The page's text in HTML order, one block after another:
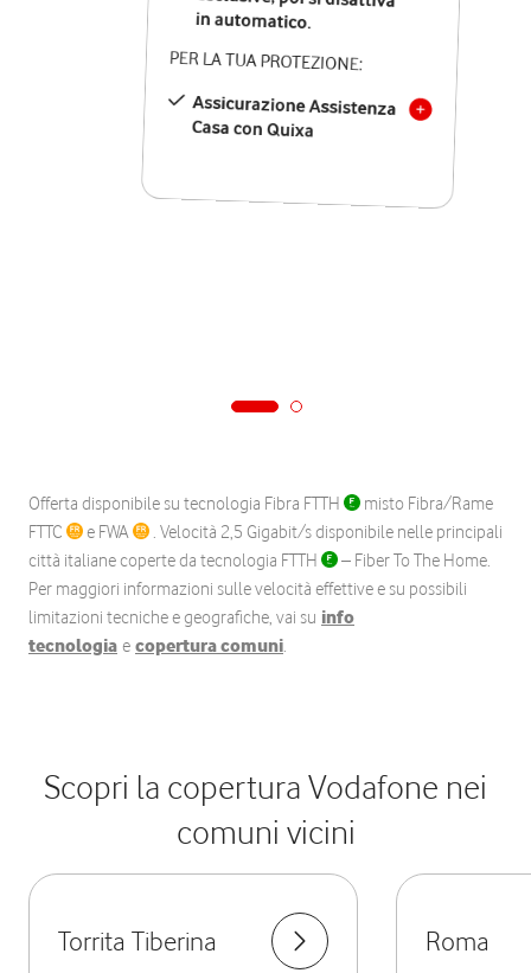
in automatico.
PER LA TUA PROTEZIONE:
Assicurazione Assistenza
Casa con Quixa
Offerta disponibile su tecnologia Fibra FTTH
misto Fibra/Rame
FTTC
e FWA
. Velocità 2,5 Gigabit/s disponibile nelle principali
città italiane coperte da tecnologia FTTH
– Fiber To The Home.
Per maggiori informazioni sulle velocità effettive e su possibili
limitazioni tecniche e geografiche, vai su info
tecnologia e copertura comuni.
Scopri la copertura Vodafone nei
comuni vicini
Torrita Tiberina Roma